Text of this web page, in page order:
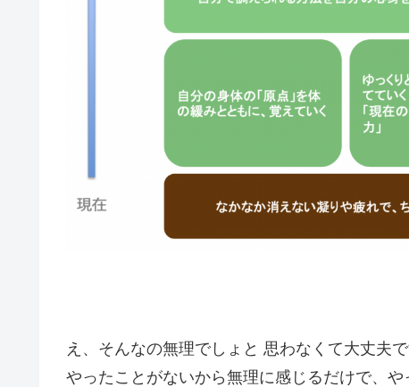
え、そんなの無理でしょと 思わなくて大丈夫で
やったことがないから無理に感じるだけで、